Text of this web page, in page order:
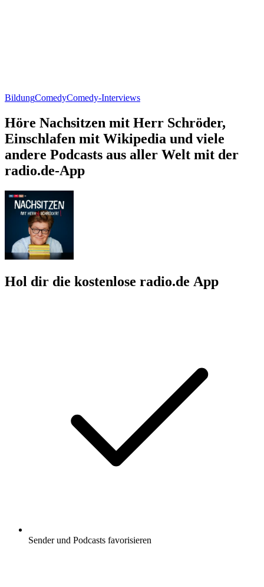
BildungComedyComedy-Interviews
Höre Nachsitzen mit Herr Schröder,
Einschlafen mit Wikipedia und viele
andere Podcasts aus aller Welt mit der
radio.de-App
Hol dir die kostenlose radio.de App
Sender und Podcasts favorisieren